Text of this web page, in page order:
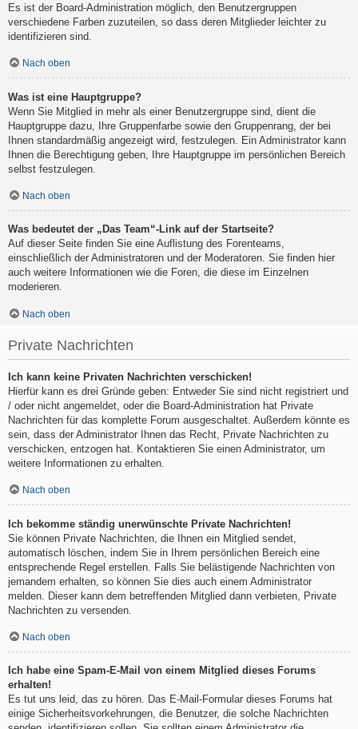
Es ist der Board-Administration möglich, den Benutzergruppen
verschiedene Farben zuzuteilen, so dass deren Mitglieder leichter zu
identifizieren sind.
Nach oben
Was ist eine Hauptgruppe?
Wenn Sie Mitglied in mehr als einer Benutzergruppe sind, dient die
Hauptgruppe dazu, Ihre Gruppenfarbe sowie den Gruppenrang, der bei
Ihnen standardmäßig angezeigt wird, festzulegen. Ein Administrator kann
Ihnen die Berechtigung geben, Ihre Hauptgruppe im persönlichen Bereich
selbst festzulegen.
Nach oben
Was bedeutet der „Das Team“-Link auf der Startseite?
Auf dieser Seite finden Sie eine Auflistung des Forenteams,
einschließlich der Administratoren und der Moderatoren. Sie finden hier
auch weitere Informationen wie die Foren, die diese im Einzelnen
moderieren.
Nach oben
Private Nachrichten
Ich kann keine Privaten Nachrichten verschicken!
Hierfür kann es drei Gründe geben: Entweder Sie sind nicht registriert und
/ oder nicht angemeldet, oder die Board-Administration hat Private
Nachrichten für das komplette Forum ausgeschaltet. Außerdem könnte es
sein, dass der Administrator Ihnen das Recht, Private Nachrichten zu
verschicken, entzogen hat. Kontaktieren Sie einen Administrator, um
weitere Informationen zu erhalten.
Nach oben
Ich bekomme ständig unerwünschte Private Nachrichten!
Sie können Private Nachrichten, die Ihnen ein Mitglied sendet,
automatisch löschen, indem Sie in Ihrem persönlichen Bereich eine
entsprechende Regel erstellen. Falls Sie belästigende Nachrichten von
jemandem erhalten, so können Sie dies auch einem Administrator
melden. Dieser kann dem betreffenden Mitglied dann verbieten, Private
Nachrichten zu versenden.
Nach oben
Ich habe eine Spam-E-Mail von einem Mitglied dieses Forums
erhalten!
Es tut uns leid, das zu hören. Das E-Mail-Formular dieses Forums hat
einige Sicherheitsvorkehrungen, die Benutzer, die solche Nachrichten